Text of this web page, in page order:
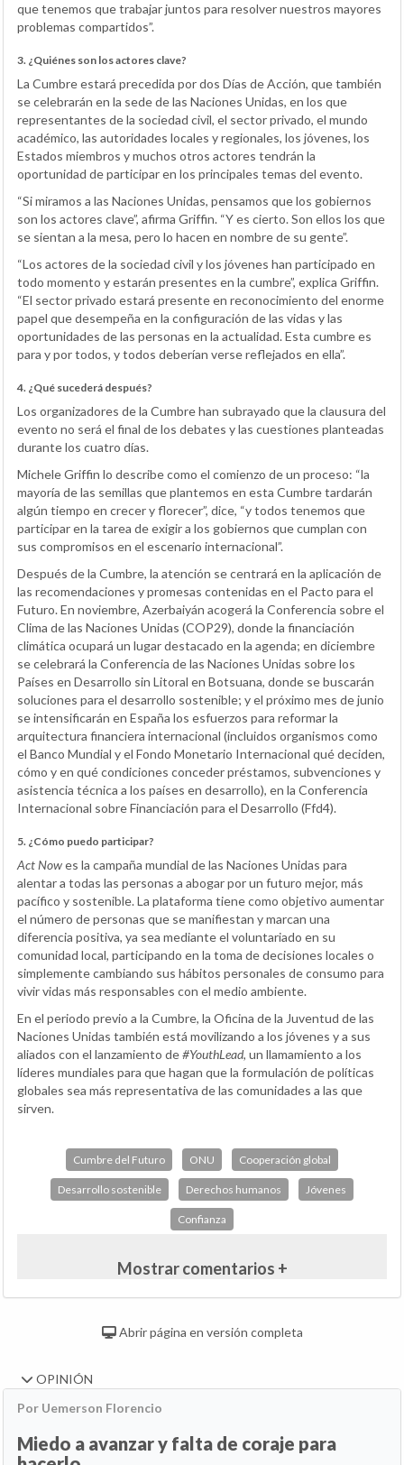
que tenemos que trabajar juntos para resolver nuestros mayores
problemas compartidos”.
3. ¿Quiénes son los actores clave?
La Cumbre estará precedida por dos Días de Acción, que también
se celebrarán en la sede de las Naciones Unidas, en los que
representantes de la sociedad civil, el sector privado, el mundo
académico, las autoridades locales y regionales, los jóvenes, los
Estados miembros y muchos otros actores tendrán la
oportunidad de participar en los principales temas del evento.
“Si miramos a las Naciones Unidas, pensamos que los gobiernos
son los actores clave”, afirma Griffin. “Y es cierto. Son ellos los que
se sientan a la mesa, pero lo hacen en nombre de su gente”.
“Los actores de la sociedad civil y los jóvenes han participado en
todo momento y estarán presentes en la cumbre”, explica Griffin.
“El sector privado estará presente en reconocimiento del enorme
papel que desempeña en la configuración de las vidas y las
oportunidades de las personas en la actualidad. Esta cumbre es
para y por todos, y todos deberían verse reflejados en ella”.
4. ¿Qué sucederá después?
Los organizadores de la Cumbre han subrayado que la clausura del
evento no será el final de los debates y las cuestiones planteadas
durante los cuatro días.
Michele Griffin lo describe como el comienzo de un proceso: “la
mayoría de las semillas que plantemos en esta Cumbre tardarán
algún tiempo en crecer y florecer”, dice, “y todos tenemos que
participar en la tarea de exigir a los gobiernos que cumplan con
sus compromisos en el escenario internacional”.
Después de la Cumbre, la atención se centrará en la aplicación de
las recomendaciones y promesas contenidas en el Pacto para el
Futuro. En noviembre, Azerbaiyán acogerá la Conferencia sobre el
Clima de las Naciones Unidas (COP29), donde la financiación
climática ocupará un lugar destacado en la agenda; en diciembre
se celebrará la Conferencia de las Naciones Unidas sobre los
Países en Desarrollo sin Litoral en Botsuana, donde se buscarán
soluciones para el desarrollo sostenible; y el próximo mes de junio
se intensificarán en España los esfuerzos para reformar la
arquitectura financiera internacional (incluidos organismos como
el Banco Mundial y el Fondo Monetario Internacional qué deciden,
cómo y en qué condiciones conceder préstamos, subvenciones y
asistencia técnica a los países en desarrollo), en la Conferencia
Internacional sobre Financiación para el Desarrollo (Ffd4).
5. ¿Cómo puedo participar?
Act Nowes la campaña mundial de las Naciones Unidas para
alentar a todas las personas a abogar por un futuro mejor, más
pacífico y sostenible. La plataforma tiene como objetivo aumentar
el número de personas que se manifiestan y marcan una
diferencia positiva, ya sea mediante el voluntariado en su
comunidad local, participando en la toma de decisiones locales o
simplemente cambiando sus hábitos personales de consumo para
vivir vidas más responsables con el medio ambiente.
En el periodo previo a la Cumbre, la Oficina de la Juventud de las
Naciones Unidas también está movilizando a los jóvenes y a sus
aliados con el lanzamiento de#YouthLead, un llamamiento a los
líderes mundiales para que hagan que la formulación de políticas
globales sea más representativa de las comunidades a las que
sirven.
Cumbre del Futuro ONU Cooperación global
Desarrollo sostenible Derechos humanos Jóvenes
Confianza
Mostrar comentarios +
Abrir página en versión completa
OPINIÓN
Por Uemerson Florencio
Miedo a avanzar y falta de coraje para